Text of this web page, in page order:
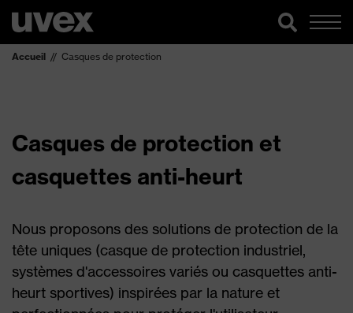
Accueil Casques de protection
Casques de protection et
casquettes anti-heurt
Nous proposons des solutions de protection de la
tête uniques (casque de protection industriel,
systèmes d'accessoires variés ou casquettes anti-
heurt sportives) inspirées par la nature et